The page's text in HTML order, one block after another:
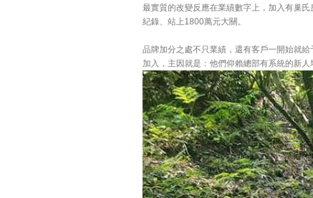
最實質的改變反應在業績數字上，加入有巢
紀錄、站上1800萬元大關。
品牌加分之處不只業績，還有客戶一開始就
加入，主因就是：他們仰賴總部有系統的新